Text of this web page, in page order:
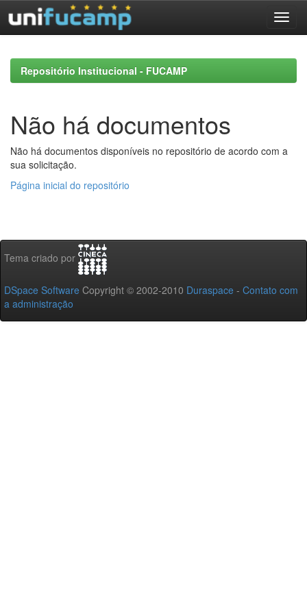
navigationRepositório Institucional - FUCAMP
Não há documentos
Não há documentos disponíveis no repositório de acordo com a
sua solicitação.
Página inicial do repositório
Tema criado por
DSpace Software Copyright © 2002-2010 Duraspace - Contato com
a administração